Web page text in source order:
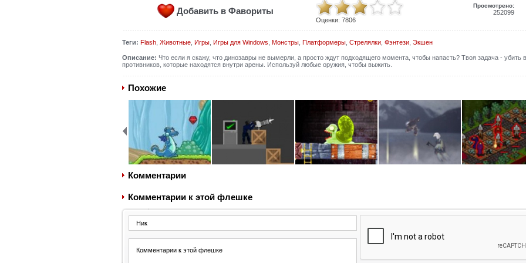
Добавить в Фавориты
Оценки: 7806
Просмотрено:
252099
Теги: Flash, Животные, Игры, Игры для Windows Монстры, Платформеры, Стрелялки, Фэнтези, Экшен
Описание: Что если я скажу, что динозавры не вымерли, а просто ждут подходящего момента, чтобы напасть? Твоя задача - убить
противников, которые находятся внутри арены. Используй любые оружия, чтобы выжить.
Похожие
Комментарии
Комментарии к этой флешке